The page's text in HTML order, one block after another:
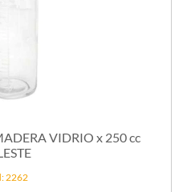
VIDRIO x 250 cc
2262